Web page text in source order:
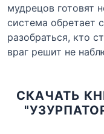
мудрецов готовят
система обретает
разобраться, кто
враг решит не
СКАЧАТЬ